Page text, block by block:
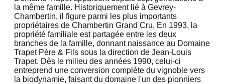
la même famille. Historiquement lié à Gevrey-
Chambertin, il figure parmi les plus importants
propriétaires de Chambertin Grand Cru. En 1993, la
propriété familiale est partagée entre les deux
branches de la famille, donnant naissance au Domaine
Trapet Père & Fils sous la direction de Jean-Louis
Trapet. Dès le milieu des années 1990, celui-ci
entreprend une conversion complète du vignoble vers
la biodynamie, faisant du domaine l'un des pionniers